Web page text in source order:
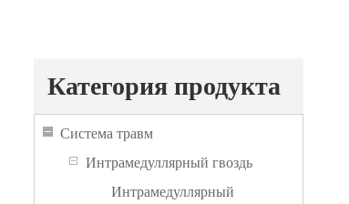
Категория продукта
Система травм
Интрамедуллярный гвоздь
Интрамедуллярный